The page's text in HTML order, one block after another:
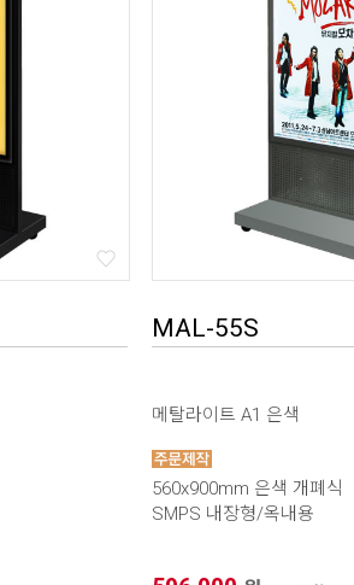
MAL-55S
메탈라이트 A1 은색
560x900mm 은색 개폐식
SMPS 내장형/옥내용